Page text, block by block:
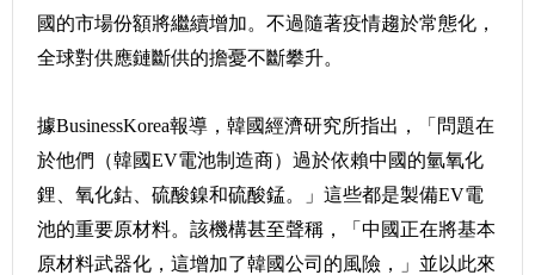
國的市場份額將繼續增加。不過隨著疫情趨於常態化，
全球對供應鏈斷供的擔憂不斷攀升。
據BusinessKorea報導，韓國經濟研究所指出，「問題在
於他們（韓國EV電池制造商）過於依賴中國的氫氧化
鋰、氧化鈷、硫酸鎳和硫酸錳。」這些都是製備EV電
池的重要原材料。該機構甚至聲稱，「中國正在將基本
原材料武器化，這增加了韓國公司的風險，」並以此來